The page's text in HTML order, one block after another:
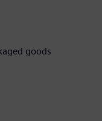
goods